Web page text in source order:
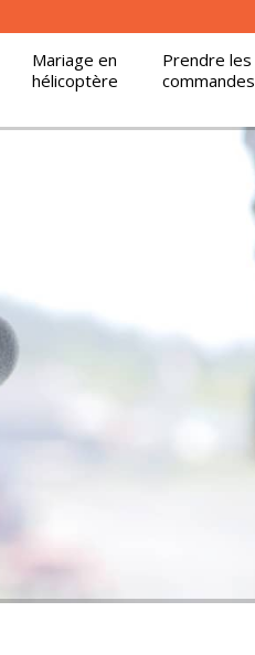
Mariage en
hélicoptère
Prendre les
commandes